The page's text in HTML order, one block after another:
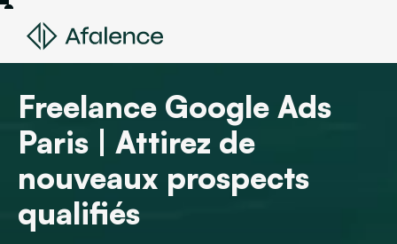
Freelance Google Ads
Paris | Attirez de
nouveaux prospects
qualifiés